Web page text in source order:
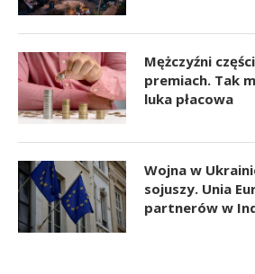
Mężczyźni
premiach. Tak
luka płacowa
Wojna w
sojuszy. Unia
partnerów w